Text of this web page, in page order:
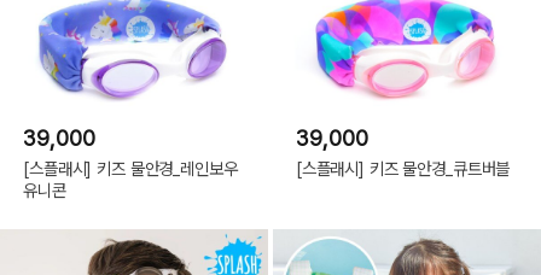
39,000
[스플래시] 키즈 물안경_레인보우
유니콘
39,000
[스플래시] 키즈 물안경_큐트버블